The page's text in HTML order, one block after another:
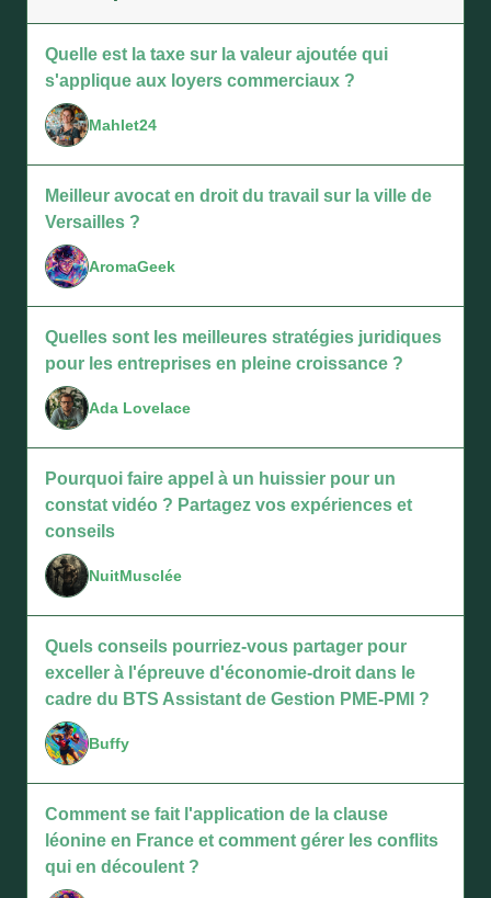
Quelle est la taxe sur la valeur ajoutée qui
s'applique aux loyers commerciaux ?
Mahlet24
Meilleur avocat en droit du travail sur la ville de
Versailles ?
AromaGeek
Quelles sont les meilleures stratégies juridiques
pour les entreprises en pleine croissance ?
Ada Lovelace
Pourquoi faire appel à un huissier pour un
constat vidéo ? Partagez vos expériences et
conseils
NuitMusclée
Quels conseils pourriez-vous partager pour
exceller à l'épreuve d'économie-droit dans le
cadre du BTS Assistant de Gestion PME-PMI ?
Buffy
Comment se fait l'application de la clause
léonine en France et comment gérer les conflits
qui en découlent ?